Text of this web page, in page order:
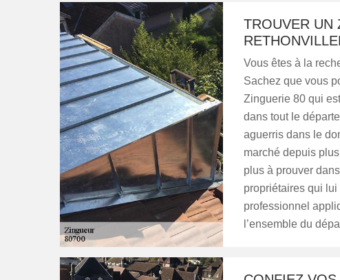
TROUVER UN
Vous êtes à la
Sachez que vous
Zinguerie 80 qui
dans tout le
aguerris dans le
marché depuis
plus à prouver
propriétaires qui
professionnel
l’ensemble du